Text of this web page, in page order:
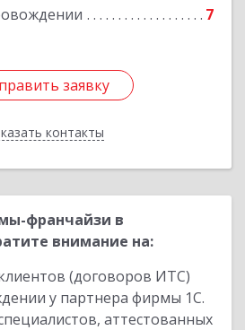
7
заявку
контакты
Подробнее
заявку
Назад
франчайзи в
внимание на:
(договоров ИТС)
у партнера фирмы 1С.
аттестованных